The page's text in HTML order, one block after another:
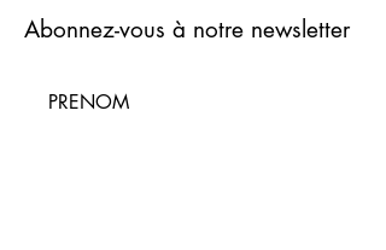
Abonnez-vous à notre newsletter